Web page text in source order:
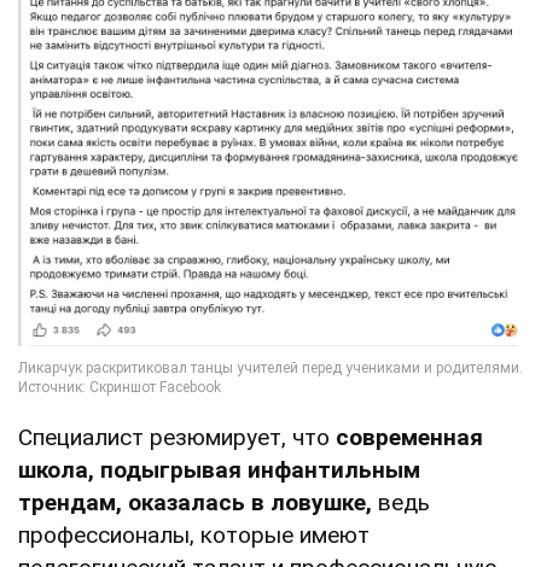
Специалист резюмирует, что современная
школа, подыгрывая инфантильным
трендам, оказалась в ловушке, ведь
профессионалы, которые имеют